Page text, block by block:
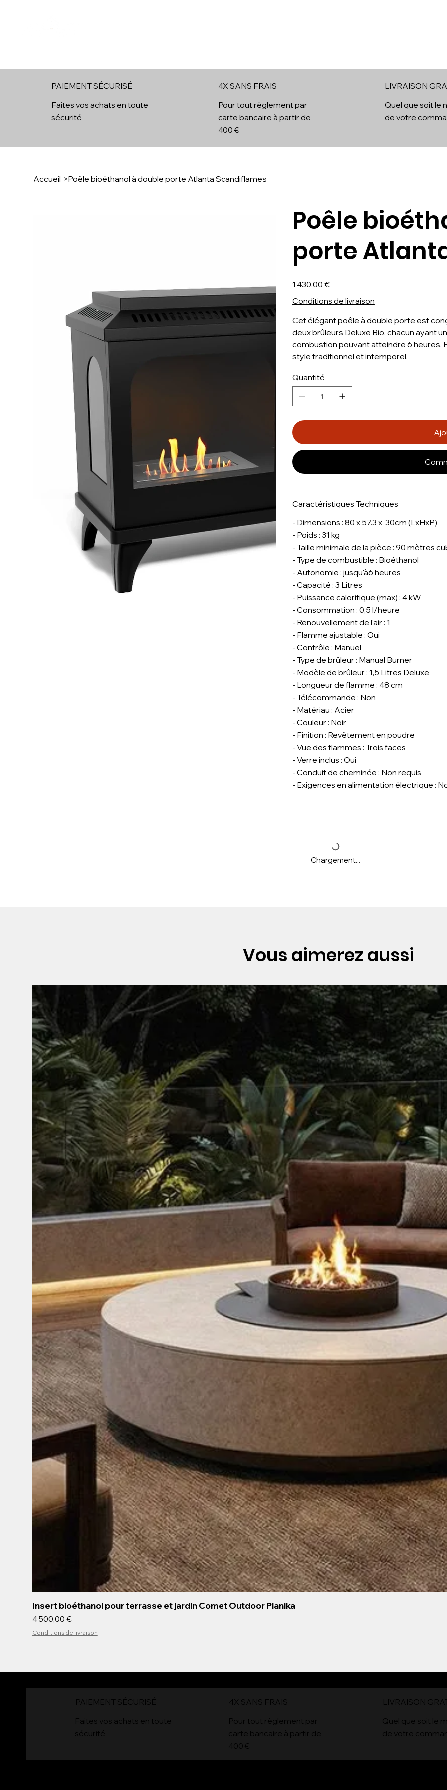
Accueil >Poêle bioéthanol à double porte Atlanta Scandiflames
Poêle
porte
1 430,00 €
Conditions de livraison
Cet élégant poêle à double porte est
deux brûleurs Deluxe Bio, chacun ayant
combustion pouvant atteindre 6 heures.
style traditionnel et intemporel.
Quantité
Caractéristiques Techniques
- Dimensions : 80 x 57.3 x 30cm (LxHxP)
- Poids : 31 kg
- Taille minimale de la pièce : 90 mètres
- Type de combustible : Bioéthanol
- Autonomie : jusqu'à6 heures
- Capacité : 3 Litres
- Puissance calorifique (max) : 4 kW
- Consommation : 0,5 l/heure
- Renouvellement de l'air : 1
- Flamme ajustable : Oui
- Contrôle : Manuel
- Type de brûleur : Manual Burner
- Modèle de brûleur : 1,5 Litres Deluxe
- Longueur de flamme : 48 cm
- Télécommande : Non
- Matériau : Acier
- Couleur : Noir
- Finition : Revêtement en poudre
- Vue des flammes : Trois faces
- Verre inclus : Oui
- Conduit de cheminée : Non requis
- Exigences en alimentation électrique :
Chargement...
Vous aimerez aussi
Insert bioéthanol pour terrasse et jardin Comet Outdoor Planika
Prix
4 500,00 €
Conditions de livraison
PAIEMENT SÉCURISÉ
Faites vos achats en toute
sécurité
4x
4X SANS FRAIS
Pour tout règlement par
carte bancaire à partir de
400 €
LIVRAISON
Quel que soit le
de votre
PAIEMENT SÉCURISÉ
Faites vos achats en toute
sécurité
4x
4X SANS FRAIS
Pour tout règlement par
carte bancaire à partir de
400 €
LIVRAISON
Quel que soit le
de votre